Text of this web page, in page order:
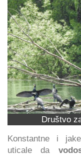
Društvo
Konstantne i
uticale da